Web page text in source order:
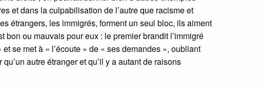
et dans la culpabilisation de l’autre que racisme et
étrangers, les immigrés, forment un seul bloc, ils aiment
ou mauvais pour eux : le premier brandit l’immigré
se met à « l’écoute » de « ses demandes », oubliant
qu’un autre étranger et qu’il y a autant de raisons